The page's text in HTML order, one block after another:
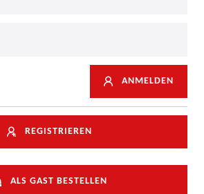
ANMELDEN
REGISTRIEREN
ALS GAST BESTELLEN